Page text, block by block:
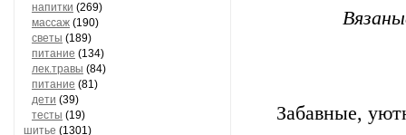
напитки (269)
массаж (190)
светы (189)
питание (134)
лек.травы (84)
питание (81)
дети (39)
тесты (19)
шитье (1301)
Забавные,